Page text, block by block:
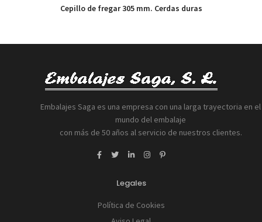
Cepillo de fregar 305 mm. Cerdas duras
Embalajes Saga es una empresa con una larga trayectoria en el
mundo del embalaje
con más de 50 años al servicio de nuestros clientes.
Legales
Política de Cookies